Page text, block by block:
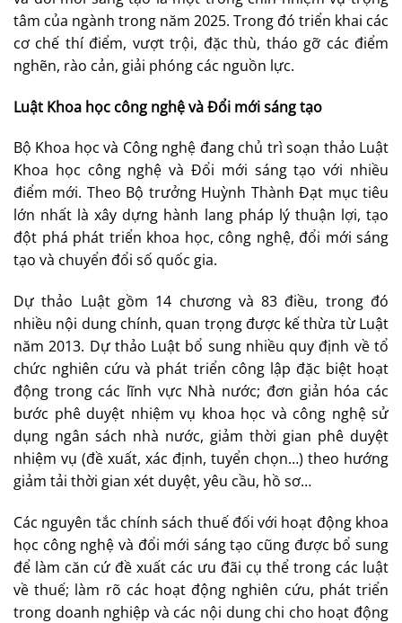
tâm của ngành trong năm 2025. Trong đó triển khai các
cơ chế thí điểm, vượt trội, đặc thù, tháo gỡ các điểm
nghẽn, rào cản, giải phóng các nguồn lực.
Luật Khoa học công nghệ và Đổi mới sáng tạo
Bộ Khoa học và Công nghệ đang chủ trì soạn thảo Luật
Khoa học công nghệ và Đổi mới sáng tạo với nhiều
điểm mới. Theo Bộ trưởng Huỳnh Thành Đạt mục tiêu
lớn nhất là xây dựng hành lang pháp lý thuận lợi, tạo
đột phá phát triển khoa học, công nghệ, đổi mới sáng
tạo và chuyển đổi số quốc gia.
Dự thảo Luật gồm 14 chương và 83 điều, trong đó
nhiều nội dung chính, quan trọng được kế thừa từ Luật
năm 2013. Dự thảo Luật bổ sung nhiều quy định về tổ
chức nghiên cứu và phát triển công lập đặc biệt hoạt
động trong các lĩnh vực Nhà nước; đơn giản hóa các
bước phê duyệt nhiệm vụ khoa học và công nghệ sử
dụng ngân sách nhà nước, giảm thời gian phê duyệt
nhiệm vụ (đề xuất, xác định, tuyển chọn…) theo hướng
giảm tải thời gian xét duyệt, yêu cầu, hồ sơ…
Các nguyên tắc chính sách thuế đối với hoạt động khoa
học công nghệ và đổi mới sáng tạo cũng được bổ sung
để làm căn cứ đề xuất các ưu đãi cụ thể trong các luật
về thuế; làm rõ các hoạt động nghiên cứu, phát triển
trong doanh nghiệp và các nội dung chi cho hoạt động